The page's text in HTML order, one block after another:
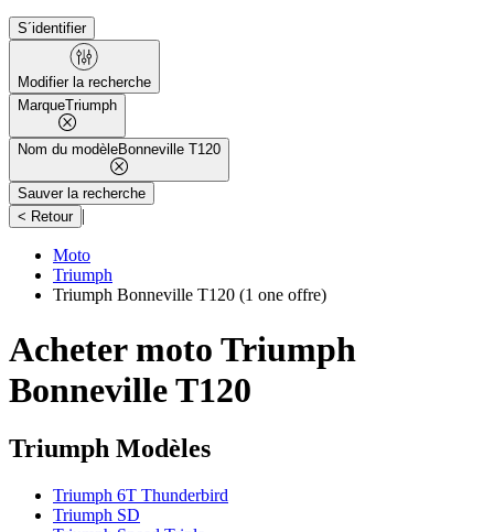
S´identifier
Modifier la recherche
MarqueTriumph
Nom du modèleBonneville T120
Sauver la recherche
< Retour |
Moto
Triumph
Triumph Bonneville T120 (1 one offre)
Acheter moto Triumph
Bonneville T120
Triumph Modèles
Triumph 6T Thunderbird
Triumph SD